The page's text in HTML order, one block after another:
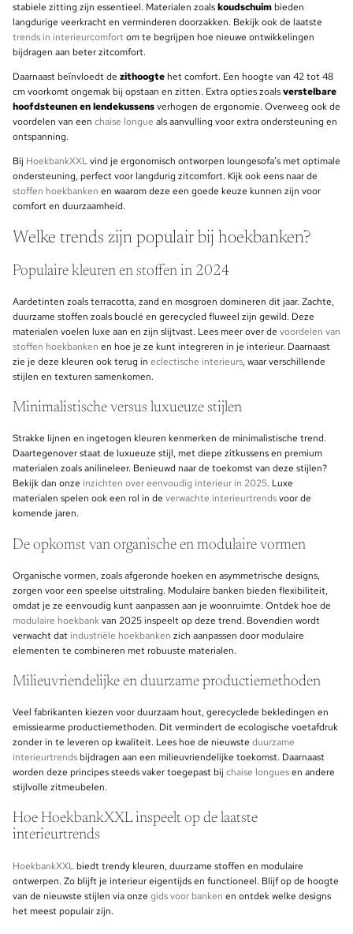
stabiele zitting zijn essentieel. Materialen zoalskoudschuimbieden
langdurige veerkracht en verminderen doorzakken. Bekijk ook de laatste
trends in interieurcomfort om te begrijpen hoe nieuwe ontwikkelingen
bijdragen aan beter zitcomfort.
Daarnaast beïnvloedt de zithoogtehet comfort. Een hoogte van 42 tot 48
cm voorkomt ongemak bij opstaan en zitten. Extra opties zoalsverstelbare
hoofdsteunen en lendekussensverhogen de ergonomie. Overweeg ook de
voordelen van een chaise longue als aanvulling voor extra ondersteuning en
ontspanning.
Bij HoekbankXXLvind je ergonomisch ontworpen loungesofa’s met optimale
ondersteuning, perfect voor langdurig zitcomfort. Kijk ook eens naar de
stoffen hoekbanken en waarom deze een goede keuze kunnen zijn voor
comfort en duurzaamheid.
Welke trends zijn populair bij hoekbanken?
Populaire kleuren en stoffen in 2024
Aardetinten zoals terracotta, zand en mosgroen domineren dit jaar. Zachte,
duurzame stoffen zoals bouclé en gerecycled fluweel zijn gewild. Deze
materialen voelen luxe aan en zijn slijtvast. Lees meer over de voordelen van
stoffen hoekbanken en hoe je ze kunt integreren in je interieur. Daarnaast
zie je deze kleuren ook terug in eclectische interieurs, waar verschillende
stijlen en texturen samenkomen.
Minimalistische versus luxueuze stijlen
Strakke lijnen en ingetogen kleuren kenmerken de minimalistische trend.
Daartegenover staat de luxueuze stijl, met diepe zitkussens en premium
materialen zoals anilineleer. Benieuwd naar de toekomst van deze stijlen?
Bekijk dan onze inzichten over eenvoudig interieur in 2025. Luxe
materialen spelen ook een rol in de verwachte interieurtrendsvoor de
komende jaren.
De opkomst van organische en modulaire vormen
Organische vormen, zoals afgeronde hoeken en asymmetrische designs,
zorgen voor een speelse uitstraling. Modulaire banken bieden flexibiliteit,
omdat je ze eenvoudig kunt aanpassen aan je woonruimte. Ontdek hoe de
modulaire hoekbankvan 2025 inspeelt op deze trend. Bovendien wordt
verwacht dat industriële hoekbanken zich aanpassen door modulaire
elementen te combineren met robuuste materialen.
Milieuvriendelijke en duurzame productiemethoden
Veel fabrikanten kiezen voor duurzaam hout, gerecyclede bekledingen en
emissiearme productiemethoden. Dit vermindert de ecologische voetafdruk
zonder in te leveren op kwaliteit. Lees hoe de nieuwste duurzame
interieurtrendsbijdragen aan een milieuvriendelijke toekomst. Daarnaast
worden deze principes steeds vaker toegepast bij chaise longuesen andere
stijlvolle zitmeubelen.
Hoe HoekbankXXL inspeelt op de laatste
interieurtrends
HoekbankXXLbiedt trendy kleuren, duurzame stoffen en modulaire
ontwerpen. Zo blijft je interieur eigentijds en functioneel. Blijf op de hoogte
van de nieuwste stijlen via onze gids voor banken en ontdek welke designs
het meest populair zijn.